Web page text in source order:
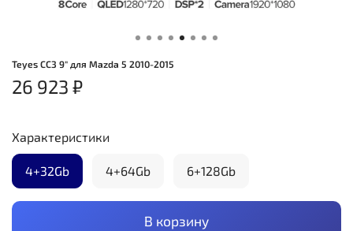
Teyes CC3 9" для Mazda 5 2010-2015
26 923 ₽
В корзину
Характеристики
4+32Gb 4+64Gb 6+128Gb